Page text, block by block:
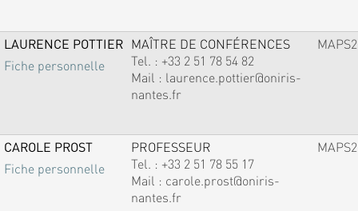
LAURENCE POTTIER
Fiche personnelle
MAÎTRE DE CONFÉRENCES
Tel. : +33 2 51 78 54 82
Mail : laurence.pottier@oniris-
nantes.fr
MAPS2
CAROLE PROST
Fiche personnelle
PROFESSEUR
Tel. : +33 2 51 78 55 17
Mail : carole.prost@oniris-
nantes.fr
MAPS2